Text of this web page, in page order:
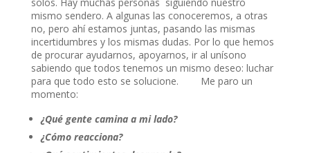
mismo sendero. A algunas las conoceremos, a otras
no, pero ahí estamos juntas, pasando las mismas
incertidumbres y los mismas dudas. Por lo que hemos
de procurar ayudarnos, apoyarnos, ir al unísono
sabiendo que todos tenemos un mismo deseo: luchar
para que todo esto se solucione. Me paro un
momento:
¿Qué gente camina a mi lado?
¿Cómo reacciona?